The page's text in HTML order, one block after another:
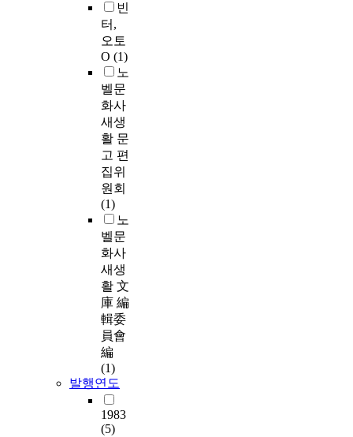
빈
터,
오토
O (1)
노
벨문
화사
새생
활 문
고 편
집위
원회
(1)
노
벨문
화사
새생
활 文
庫 編
輯委
員會
編
(1)
발행연도
1983
(5)